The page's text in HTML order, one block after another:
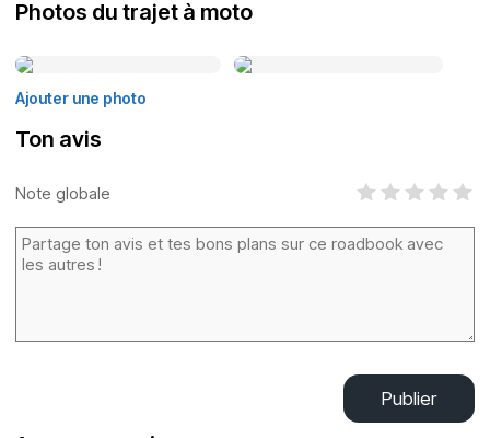
Photos du trajet à moto
Ajouter une photo
Ton avis
Note globale
Publier